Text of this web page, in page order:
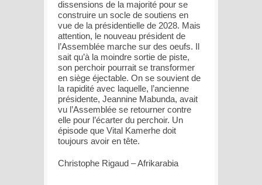
dissensions de la majorité pour se
construire un socle de soutiens en
vue de la présidentielle de 2028. Mais
attention, le nouveau président de
l’Assemblée marche sur des oeufs. Il
sait qu’à la moindre sortie de piste,
son perchoir pourrait se transformer
en siège éjectable. On se souvient de
la rapidité avec laquelle, l’ancienne
présidente, Jeannine Mabunda, avait
vu l’Assemblée se retourner contre
elle pour l’écarter du perchoir. Un
épisode que Vital Kamerhe doit
toujours avoir en tête.
Christophe Rigaud – Afrikarabia